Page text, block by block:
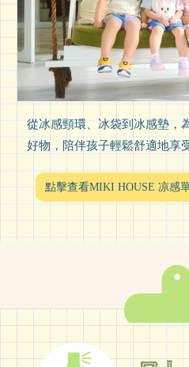
從冰感頸環、冰袋到冰感墊，
好物， 陪伴孩子輕鬆舒適地享
點擊查看MIKI HOUSE 凉感